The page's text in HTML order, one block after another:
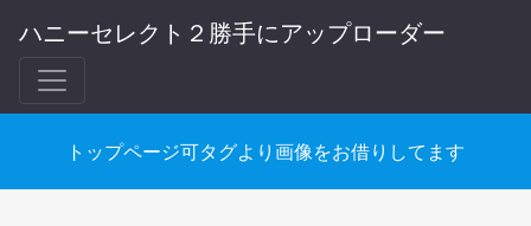
ハニーセレクト２勝手にアップローダー
トップページ可タグより画像をお借りしてます